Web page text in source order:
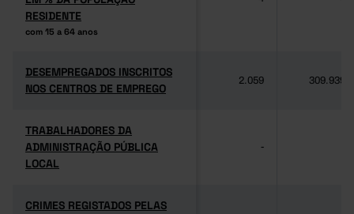
RESIDENTE
com 15 a 64 anos
RESIDENTE
com 15 a 64 anos
DESEMPREGADOS INSCRITOS
NOS CENTROS DE EMPREGO
DESEMPREGADOS INSCRITOS
NOS CENTROS DE EMPREGO
2.059 309.939
TRABALHADORES DA
ADMINISTRAÇÃO PÚBLICA
LOCAL
TRABALHADORES DA
ADMINISTRAÇÃO PÚBLICA
LOCAL
-
CRIMES REGISTADOS PELAS
CRIMES REGISTADOS PELAS